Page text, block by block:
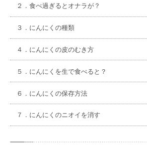
２． 食べ過ぎるとオナラが？
３． にんにくの種類
４． にんにくの皮のむき方
５． にんにくを生で食べると？
６． にんにくの保存方法
７． にんにくのニオイを消す